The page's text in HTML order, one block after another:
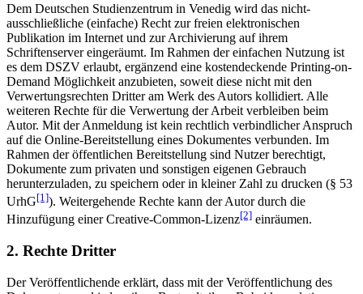
Dem Deutschen Studienzentrum in Venedig wird das nicht-
ausschließliche (einfache) Recht zur freien elektronischen
Publikation im Internet und zur Archivierung auf ihrem
Schriftenserver eingeräumt. Im Rahmen der einfachen Nutzung ist
es dem DSZV erlaubt, ergänzend eine kostendeckende Printing-on-
Demand Möglichkeit anzubieten, soweit diese nicht mit den
Verwertungsrechten Dritter am Werk des Autors kollidiert. Alle
weiteren Rechte für die Verwertung der Arbeit verbleiben beim
Autor. Mit der Anmeldung ist kein rechtlich verbindlicher Anspruch
auf die Online-Bereitstellung eines Dokumentes verbunden. Im
Rahmen der öffentlichen Bereitstellung sind Nutzer berechtigt,
Dokumente zum privaten und sonstigen eigenen Gebrauch
herunterzuladen, zu speichern oder in kleiner Zahl zu drucken (§ 53
UrhG[1]). Weitergehende Rechte kann der Autor durch die
Hinzufügung einer Creative-Common-Lizenz[2] einräumen.
2. Rechte Dritter
Der Veröffentlichende erklärt, dass mit der Veröffentlichung des